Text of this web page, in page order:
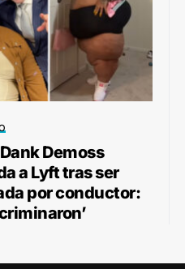
Demoss
a Lyft tras ser
por conductor: